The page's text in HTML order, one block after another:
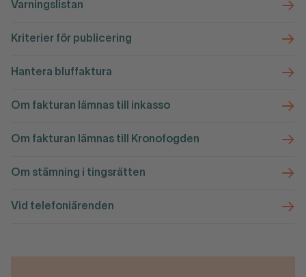
Varningslistan
Kriterier för publicering
Hantera bluffaktura
Om fakturan lämnas till inkasso
Om fakturan lämnas till Kronofogden
Om stämning i tingsrätten
Vid telefoniärenden